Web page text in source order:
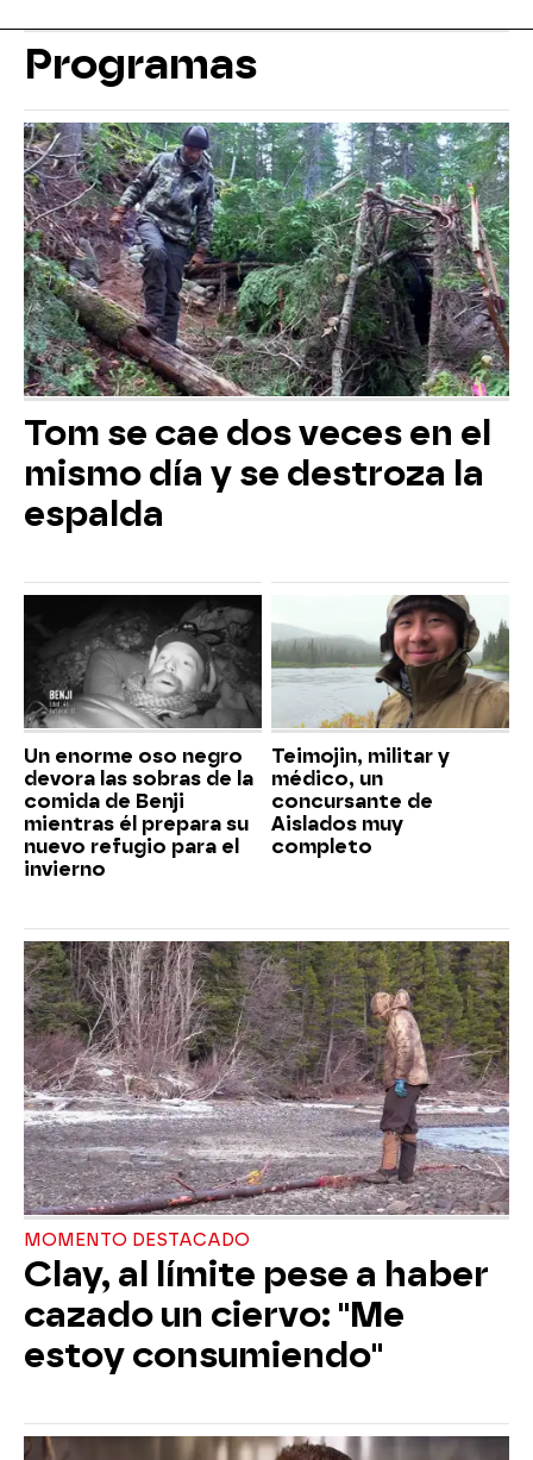
Programas
Tom se cae dos veces en el
mismo día y se destroza la
espalda
Un enorme oso negro
devora las sobras de la
comida de Benji
mientras él prepara su
nuevo refugio para el
invierno
Teimojin, militar y
médico, un
concursante de
Aislados muy
completo
MOMENTO DESTACADO
Clay, al límite pese a haber
cazado un ciervo: "Me
estoy consumiendo"